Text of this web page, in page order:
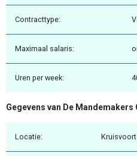
Contracttype:
Maximaal salaris:
Uren per week:
Gegevens van De Mandemakers
Locatie: Kruisvoort